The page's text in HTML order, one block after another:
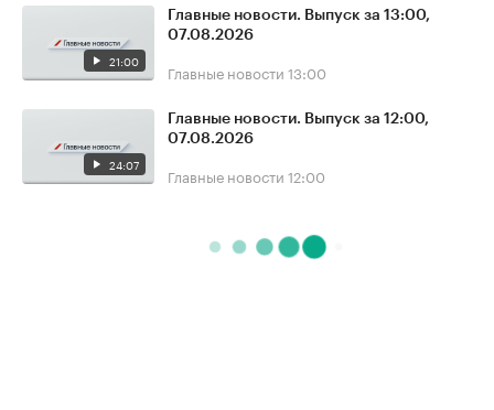
21:00
Главные новости. Выпуск за 13:00,
07.08.2026
Главные новости 13:00
24:07
Главные новости. Выпуск за 12:00,
07.08.2026
Главные новости 12:00